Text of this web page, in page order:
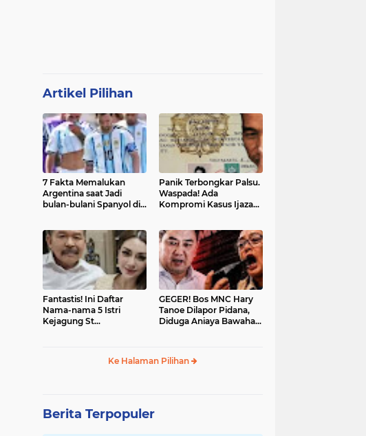
Artikel Pilihan
7 Fakta Memalukan
Argentina saat Jadi
bulan-bulani Spanyol di
Panik Terbongkar Palsu.
Waspada! Ada
Kompromi Kasus Ijazah
Fantastis! Ini Daftar
Nama-nama 5 Istri
Kejagung St
GEGER! Bos MNC Hary
Tanoe Dilapor Pidana,
Diduga Aniaya Bawahan,
Ke Halaman Pilihan
Berita Terpopuler